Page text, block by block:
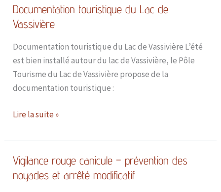
Documentation touristique du Lac de
Vassivière
Documentation touristique du Lac de Vassivière L’été
est bien installé autour du lac de Vassivière, le Pôle
Tourisme du Lac de Vassivière propose de la
documentation touristique :
Documentation
touristique
Lac
de
Vassivière
Lire la suite »
Vigilance rouge canicule – prévention des
noyades et arrêté modificatif
Vigilance
rouge